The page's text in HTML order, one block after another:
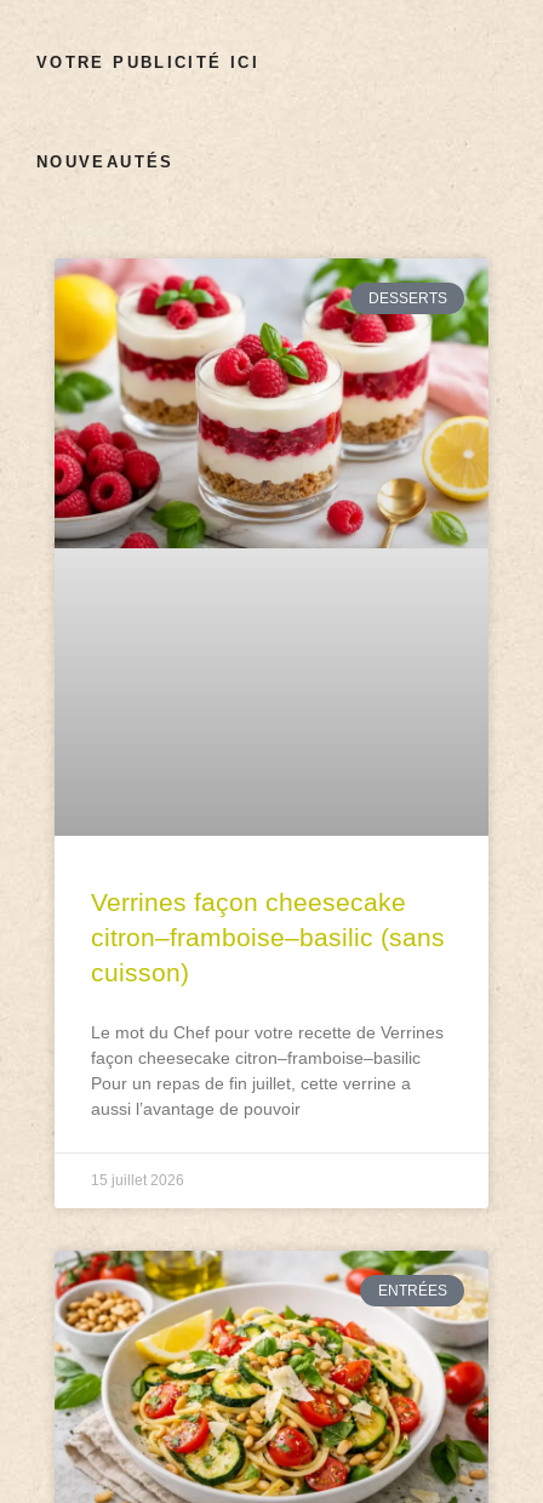
VOTRE PUBLICITÉ ICI
NOUVEAUTÉS
DESSERTS
Verrines façon cheesecake
citron–framboise–basilic (sans
cuisson)
Le mot du Chef pour votre recette de Verrines
façon cheesecake citron–framboise–basilic
Pour un repas de fin juillet, cette verrine a
aussi l’avantage de pouvoir
15 juillet 2026
ENTRÉES